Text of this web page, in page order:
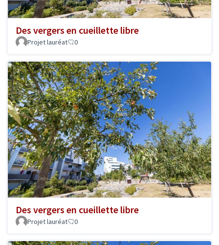
Des vergers en cueillette libre
Projet lauréat 0
Des vergers en cueillette libre
Projet lauréat 0